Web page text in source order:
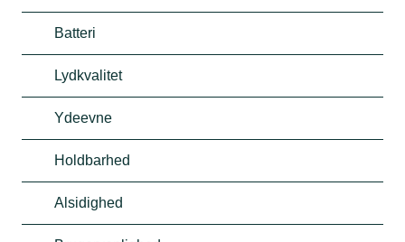
Batteri
Lydkvalitet
Ydeevne
Holdbarhed
Alsidighed